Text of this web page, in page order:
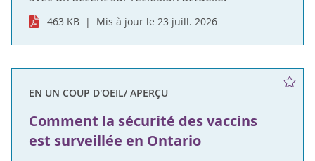
463 KB Mis à jour le 23 juill. 2026
EN UN COUP D'OEIL/ APERÇU
Comment la sécurité des vaccins
est surveillée en Ontario